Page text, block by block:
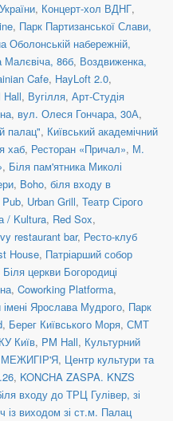
, Концерт-хол ВДНГ,
, Парк Партизанської Слави,
Оболонській набережній,
Малєвіча, 86б, Воздвиженка,
Cafe, HayLoft 2.0,
Hall, Вугілля, Арт-Студія
, вул. Олеся Гончара, 30А,
палац", Київський академічний
хаб, Ресторан «Причал», М.
, Біля пам'ятника Миколі
, Boho, біля входу в
, Urban Grill, Театр Сірого
/ Kultura, Red Sox,
restaurant bar, Ресто-клуб
House, Патріарший собор
Біля церкви Богородиці
, Coworking Platforma,
імені Ярослава Мудрого, Парк
, Берег Київського Моря, СМТ
КУ Київ, PM Hall, Культурний
МЕЖИГІР'Я, Центр культури та
, KONCHA ZASPA. KNZS
входу до ТРЦ Гулівер, зі
із виходом зі ст.м. Палац